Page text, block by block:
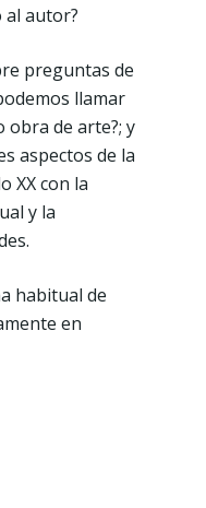
al autor?
preguntas de
llamar
obra de arte?; y
aspectos de la
XX con la
y la
habitual de
en